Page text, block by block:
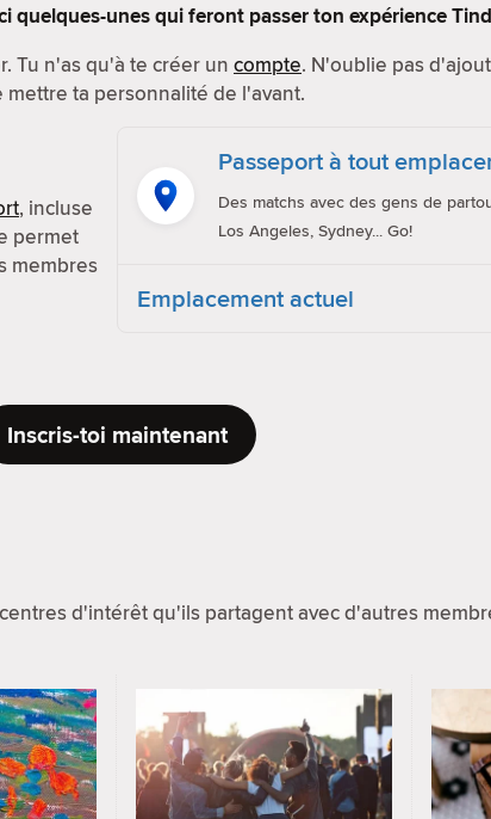
unes qui feront passer ton expérience
Tu n'as qu'à te créer un compte. N'oublie pas
ta personnalité de l'avant.
, incluse
permet
membres
Passeport à tout
Des matchs avec des gens de
Los Angeles, Sydney... Go!
Emplacement actuel
Inscris-toi maintenant
d'intérêt qu'ils partagent avec d'autres